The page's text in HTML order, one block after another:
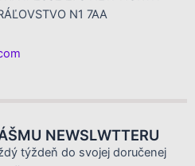
N1 7AA
NEWSLWTTERU
týždeň do svojej doručenej